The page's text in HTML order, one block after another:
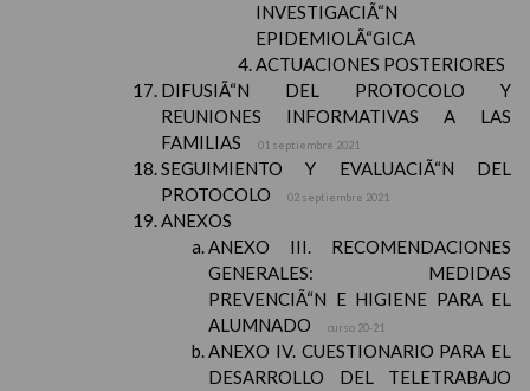
INVESTIGACIÃ“N
EPIDEMIOLÃ“GICA
ACTUACIONES POSTERIORES
DIFUSIÃ“N DEL PROTOCOLO Y
REUNIONES INFORMATIVAS A LAS
FAMILIAS
01 septiembre 2021
SEGUIMIENTO Y EVALUACIÃ“N DEL
PROTOCOLO
02 septiembre 2021
ANEXOS
ANEXO III. RECOMENDACIONES
GENERALES: MEDIDAS
PREVENCIÃ“N E HIGIENE PARA EL
ALUMNADO
curso 20-21
ANEXO IV. CUESTIONARIO PARA EL
DESARROLLO DEL TELETRABAJO